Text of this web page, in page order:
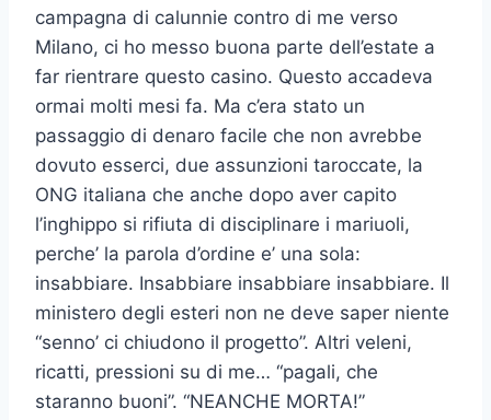
campagna di calunnie contro di me verso
Milano, ci ho messo buona parte dell’estate a
far rientrare questo casino. Questo accadeva
ormai molti mesi fa. Ma c’era stato un
passaggio di denaro facile che non avrebbe
dovuto esserci, due assunzioni taroccate, la
ONG italiana che anche dopo aver capito
l’inghippo si rifiuta di disciplinare i mariuoli,
perche’ la parola d’ordine e’ una sola:
insabbiare. Insabbiare insabbiare insabbiare. Il
ministero degli esteri non ne deve saper niente
“senno’ ci chiudono il progetto”. Altri veleni,
ricatti, pressioni su di me… “pagali, che
staranno buoni”. “NEANCHE MORTA!”